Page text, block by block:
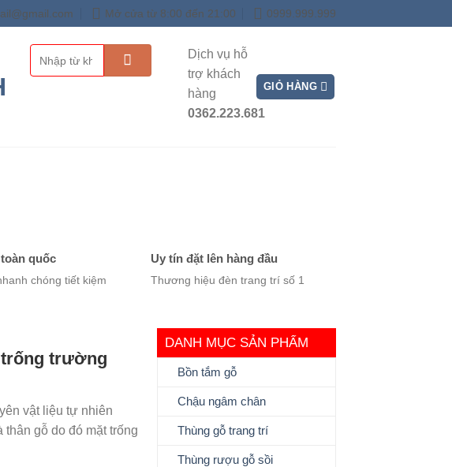
Mở cửa từ 8:00 đến 21:00 0999.999.999
kiếm:
Dịch vụ hỗ
trợ khách
hàng
0362.223.681
GIỎ HÀNG
quốc
chóng tiết kiệm
Uy tín đặt lên hàng đầu
Thương hiệu đèn trang trí số 1
DANH MỤC SẢN PHẨM
Bồn tắm gỗ
Chậu ngâm chân
Thùng gỗ trang trí
Thùng rượu gỗ sồi
trường
vật liệu tự nhiên
gỗ do đó mặt trống